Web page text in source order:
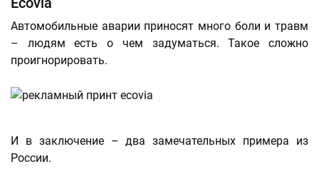
Автомобильные аварии приносят много боли и травм
– людям есть о чем задуматься. Такое сложно
проигнорировать.
И в заключение – два замечательных примера из
России.